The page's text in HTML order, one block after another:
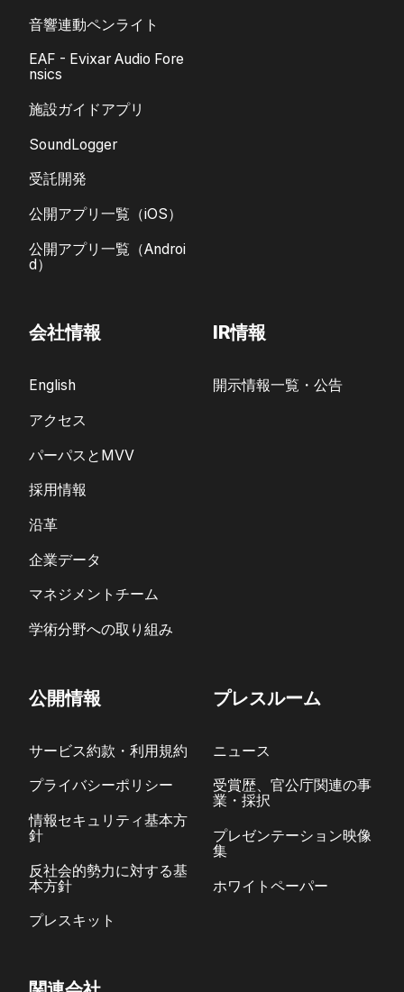
音響連動ペンライト
EAF - Evixar Audio Fore
nsics
施設ガイドアプリ
SoundLogger
受託開発
公開アプリ一覧（iOS）
公開アプリ一覧（Androi
d）
会社情報
English
アクセス
パーパスとMVV
採用情報
沿革
企業データ
マネジメントチーム
学術分野への取り組み
IR情報
開示情報一覧・公告
公開情報
サービス約款・利用規約
プライバシーポリシー
情報セキュリティ基本方
針
反社会的勢力に対する基
本方針
プレスキット
プレスルーム
ニュース
受賞歴、官公庁関連の事
業・採択
プレゼンテーション映像
集
ホワイトペーパー